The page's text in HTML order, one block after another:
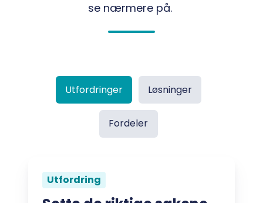
se nærmere på.
Utfordringer Løsninger
Fordeler
Utfordring